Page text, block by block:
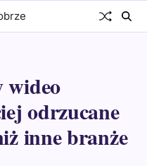
wideo
odrzucane
inne branże